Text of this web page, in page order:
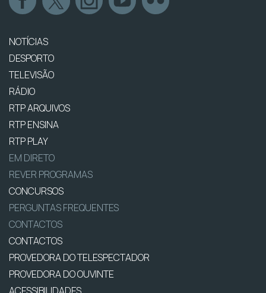
NOTÍCIAS
DESPORTO
TELEVISÃO
RÁDIO
RTP ARQUIVOS
RTP ENSINA
RTP PLAY
EM DIRETO
REVER PROGRAMAS
CONCURSOS
PERGUNTAS FREQUENTES
CONTACTOS
CONTACTOS
PROVEDORA DO TELESPECTADOR
PROVEDORA DO OUVINTE